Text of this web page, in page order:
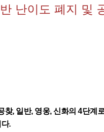
난이도 폐지 및
찾, 일반, 영웅, 신화의 4단계
.